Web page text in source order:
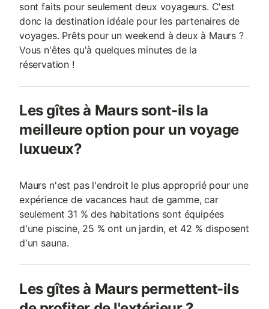
sont faits pour seulement deux voyageurs. C'est
donc la destination idéale pour les partenaires de
voyages. Prêts pour un weekend à deux à Maurs ?
Vous n'êtes qu'à quelques minutes de la
réservation !
Les gîtes à Maurs sont-ils la
meilleure option pour un voyage
luxueux?
Maurs n'est pas l'endroit le plus approprié pour une
expérience de vacances haut de gamme, car
seulement 31 % des habitations sont équipées
d'une piscine, 25 % ont un jardin, et 42 % disposent
d'un sauna.
Les gîtes à Maurs permettent-ils